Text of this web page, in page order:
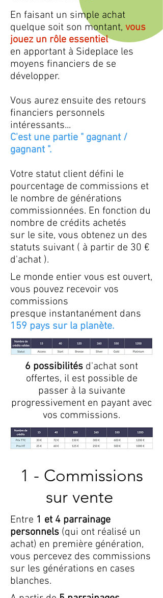
En faisant un simple achat
quelque soit son montant, vous
jouez un rôle essentiel
en apportant à Sideplace les
moyens financiers de se
développer.
Vous aurez ensuite des retours
financiers personnels
intéressants...
C'est une partie " gagnant /
gagnant ".
Votre statut client défini le
pourcentage de commissions et
le nombre de générations
commissionnées. En fonction du
nombre de crédits achetés
sur le site, vous obtenez un des
statuts suivant ( à partir de 30 €
d'achat ).
Le monde entier vous est ouvert,
vous pouvez recevoir vos
commissions
presque instantanément dans
159 pays sur la planète.
6 possibilités d'achat sont
offertes, il est possible de
passer à la suivante
progressivement en payant avec
vos commissions.
1 - Commissions
sur vente
Entre 1 et 4 parrainage
personnels (qui ont réalisé un
achat) en première génération,
vous percevez des commissions
sur les générations en cases
blanches.